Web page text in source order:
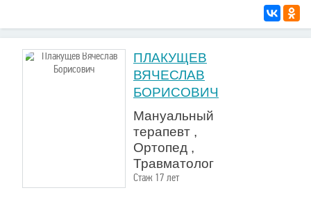
ПЛАКУЩЕВ
ВЯЧЕСЛАВ
БОРИСОВИЧ
Мануальный
терапевт ,
Ортопед ,
Травматолог
Стаж 17 лет